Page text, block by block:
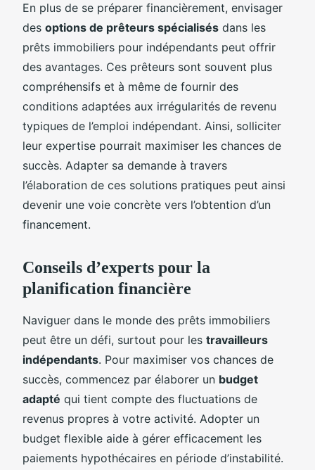
En plus de se préparer financièrement, envisager
des options de prêteurs spécialisés dans les
prêts immobiliers pour indépendants peut offrir
des avantages. Ces prêteurs sont souvent plus
compréhensifs et à même de fournir des
conditions adaptées aux irrégularités de revenu
typiques de l’emploi indépendant. Ainsi, solliciter
leur expertise pourrait maximiser les chances de
succès. Adapter sa demande à travers
l’élaboration de ces solutions pratiques peut ainsi
devenir une voie concrète vers l’obtention d’un
financement.
Conseils d’experts pour la
planification financière
Naviguer dans le monde des prêts immobiliers
peut être un défi, surtout pour les travailleurs
indépendants. Pour maximiser vos chances de
succès, commencez par élaborer un budget
adapté qui tient compte des fluctuations de
revenus propres à votre activité. Adopter un
budget flexible aide à gérer efficacement les
paiements hypothécaires en période d’instabilité.